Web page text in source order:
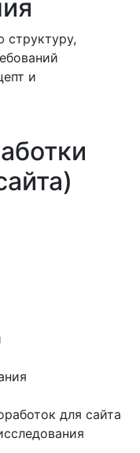
структуру,
и
для сайта